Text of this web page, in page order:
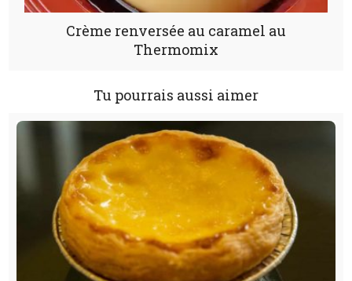
Crème renversée au caramel au
Thermomix
Tu pourrais aussi aimer